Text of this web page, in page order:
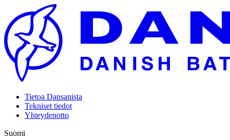
Tietoa Dansanista
Tekniset tiedot
Yhteydenotto
Suomi